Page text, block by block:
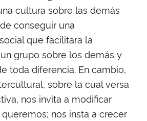
cultura sobre las demás
conseguir una
que facilitara la
grupo sobre los demás y
toda diferencia. En cambio,
sobre la cual versa
nos invita a modificar
nos insta a crecer